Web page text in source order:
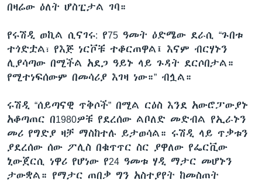
በዛሬው ዕለት ሆስፒታል ገባ።
የሩሽዲ ወኪል ሲናገሩ: የ75 ዓመት ዕድሜው ደራሲ “ጉበቱ
ተጎድቷል፣ የእጅ ነርቮቹ ተቆርጠዋል፤ እናም ብርሃኑን
ሊያሳጣው በሚችል አደጋ ዓይኑ ላይ ጉዳት ደርሶበታል።
የሚተነፍሰውም በመሳሪያ እገዛ ነው።” ብሏል።
ሩሽዲ “ሰይጣናዊ ጥቅሶች” በሚል ርዕስ እንደ አውሮፓውያኑ
አቆጣጠር በ1980ዎቹ የደረሰው ልቦለድ መድብል የኢራኑን
መሪ የግድያ ዛቻ ማስከተሉ ይታወሳል። ሩሽዲ ላይ ጥቃቱን
ያደረሰው ሰው ፖሊስ በቁጥጥር ስር ያዋለው የፌርቪው
ኒውጀርሲ ነዋሪ የሆነው የ24 ዓመቱ ሃዲ ማታር መሆኑን
ታውቋል። የማታር ጠበቃ ግን አስተያየት ከመስጠት